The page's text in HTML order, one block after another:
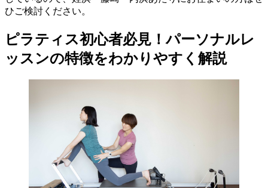
ひご検討ください。
ピラティス初心者必見！パーソナルレ
ッスンの特徴をわかりやすく解説